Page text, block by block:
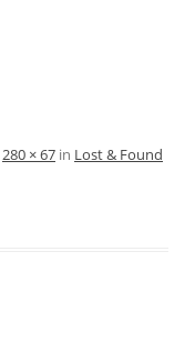
280 × 67 in Lost & Found